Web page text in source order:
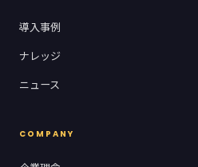
導入事例
ナレッジ
ニュース
COMPANY